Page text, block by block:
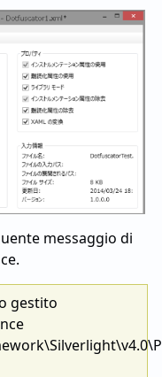
messaggio di
gestito